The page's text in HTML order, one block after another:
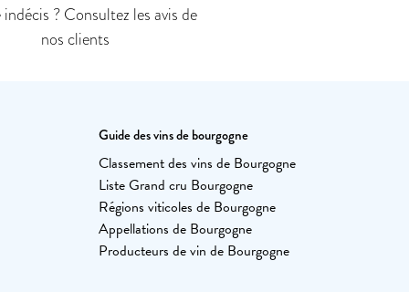
? Consultez les avis de
nos clients
Guide des vins de bourgogne
Classement des vins de Bourgogne
Liste Grand cru Bourgogne
Régions viticoles de Bourgogne
Appellations de Bourgogne
Producteurs de vin de Bourgogne